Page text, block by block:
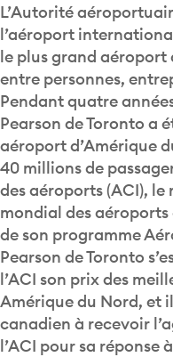
L’Autorité
l’aéroport
le plus grand
entre personnes,
Pendant quatre
Pearson de Toronto a
aéroport d’Amérique
40 millions de
des aéroports (ACI),
mondial des
de son programme
Pearson de Toronto
l’ACI son prix des
Amérique du Nord, et
canadien à recevoir
l’ACI pour sa réponse